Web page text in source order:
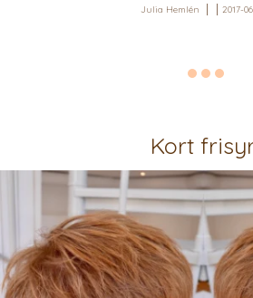
Julia Hemlén 2017-
Kort